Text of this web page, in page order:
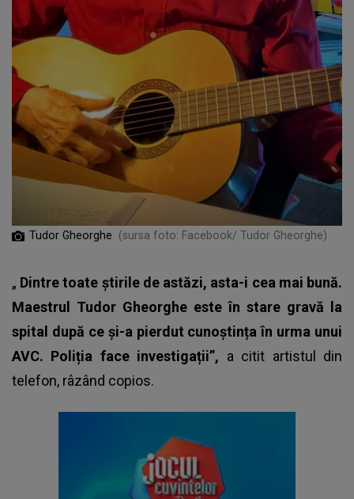
Tudor Gheorghe (sursa foto: Facebook/ Tudor Gheorghe)
„ Dintre toate știrile de astăzi, asta-i cea mai bună.
Maestrul Tudor Gheorghe este în stare gravă la
spital după ce și-a pierdut cunoștința în urma unui
AVC. Poliția face investigații”, a citit artistul din
telefon, râzând copios.